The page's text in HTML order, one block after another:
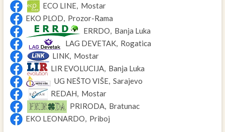
ECO LINE, Mostar
EKO PLOD, Prozor-Rama
ERRDO, Banja Luka
LAG DEVETAK, Rogatica
LINK, Mostar
LIR EVOLUCIJA, Banja Luka
UG NEŠTO VIŠE, Sarajevo
REDAH, Mostar
PRIRODA, Bratunac
EKO LEONARDO, Priboj